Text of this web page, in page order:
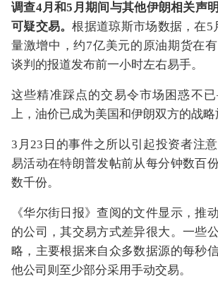
调查4月和5月期间与其他伊朗相关声
可疑交易。根据道琼斯市场数据，在5
量激增中，约7亿美元的原油期货在
谈判的报道发布前一小时左右易手。
这些精准踩点的交易令市场困惑不
上，油价已成为美国和伊朗双方的战略
3月23日的事件之所以引起投资者注
易活动在特朗普发帖前从每分钟数百
数千份。
《华尔街日报》查阅的文件显示，推
的公司，其交易方式差异很大。一些
略，主要根据来自众多数据源的每秒
他公司则至少部分采用手动交易。